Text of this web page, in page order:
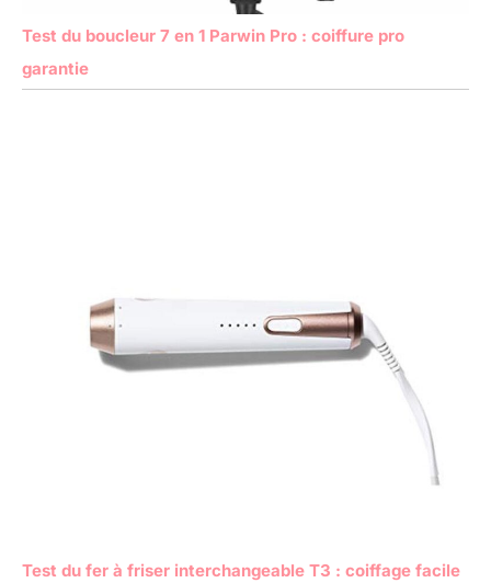
Test du boucleur 7 en 1 Parwin Pro : coiffure pro
garantie
Test du fer à friser interchangeable T3 : coiffage facile